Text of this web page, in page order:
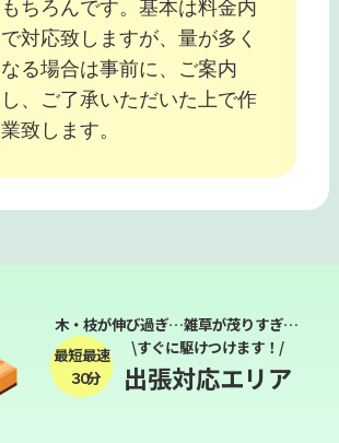
もちろんです。基本は料金内
で対応致しますが、量が多く
なる場合は事前に、ご案内
し、ご了承いただいた上で作
業致します。
木・枝が伸び過ぎ…雑草が茂りすぎ…
最短最速
３０分
\すぐに駆けつけます！/
出張対応エリア